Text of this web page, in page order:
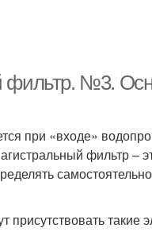
фильтр. №3.
при «входе»
фильтр –
присутствовать такие